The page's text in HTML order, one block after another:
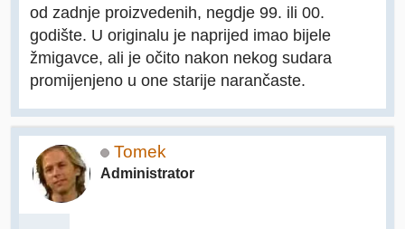
od zadnje proizvedenih, negdje 99. ili 00.
godište. U originalu je naprijed imao bijele
žmigavce, ali je očito nakon nekog sudara
promijenjeno u one starije narančaste.
Tomek
Administrator